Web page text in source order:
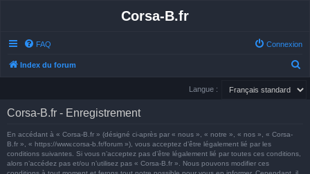
Corsa-B.fr
FAQ Connexion
Index du forum
Langue :
Corsa-B.fr - Enregistrement
En accédant à « Corsa-B.fr » (désigné ci-après par « nous », « notre », « nos », « Corsa-
B.fr », « https://www.corsa-b.fr/forum »), vous acceptez d’être légalement lié par les
conditions suivantes. Si vous n’acceptez pas d’être légalement lié par toutes ces conditions,
alors n’accédez pas et/ou n’utilisez pas « Corsa-B.fr ». Nous pouvons modifier ces